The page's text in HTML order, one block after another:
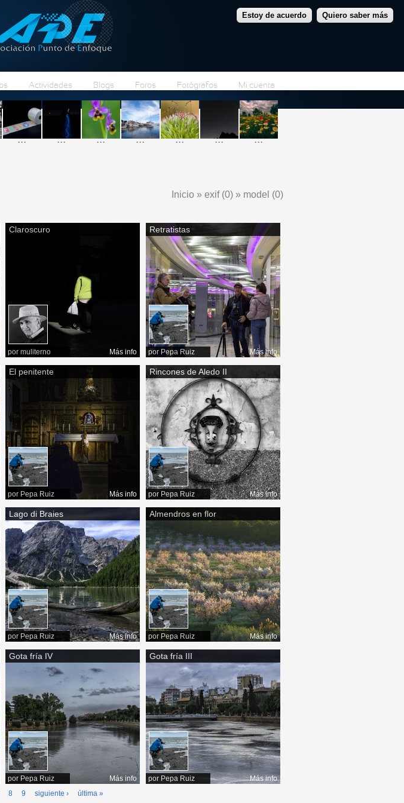
Estoy de acuerdo Quiero saber más
al contenido principal
Actividades Blogs Foros Fotógrafos Mi cuenta
... ... ... ... ... ... ...
Inicio » exif (0) » model (0)
Claroscuro
por muliterno Más info
Retratistas
por Pepa Ruiz Más info
El penitente
por Pepa Ruiz Más info
Rincones de Aledo II
por Pepa Ruiz Más info
Lago di Braies
por Pepa Ruiz Más info
Almendros en flor
por Pepa Ruiz Más info
Gota fría IV
por Pepa Ruiz Más info
Gota fría III
por Pepa Ruiz Más info
8 9 siguiente › última »